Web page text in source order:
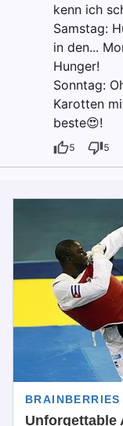
kenn ich
Samstag:
in den...
Hunger!
Sonntag:
Karotten
beste😍!
5 5